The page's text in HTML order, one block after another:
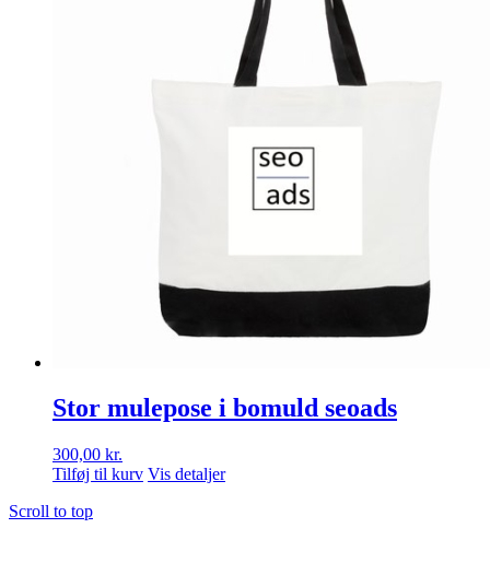
Stor mulepose i bomuld seoads
300,00 kr.
Tilføj til kurv Vis detaljer
Scroll to top